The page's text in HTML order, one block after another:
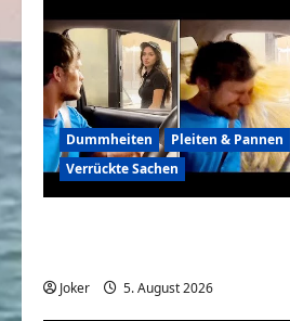
Dummheiten
Pleiten & Pannen
Verrückte Sachen
Joker 5. August 2026